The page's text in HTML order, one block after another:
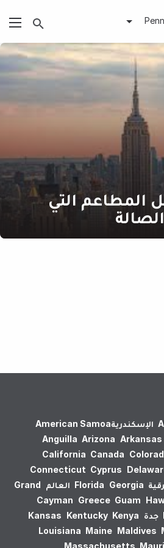
المطاعم التي
الإسكندرية‎American Samoa
Anguilla Arizona Arkansas
California Canada
Connecticut Cyprus
Florida Georgia العالم
Grand
Cayman Greece Guam
جدة Kansas Kentucky Kenya
Louisiana Maine Maldives